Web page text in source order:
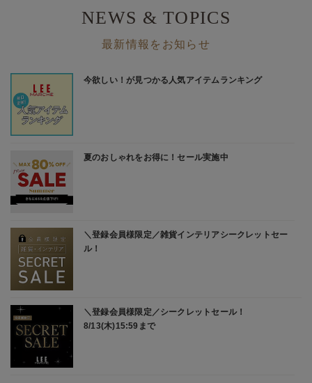
LEE限定・晴雨兼用傘3型のポイントを比較！
今年も売り切れる前にチェックを！
NEWS & TOPICS
最新情報をお知らせ